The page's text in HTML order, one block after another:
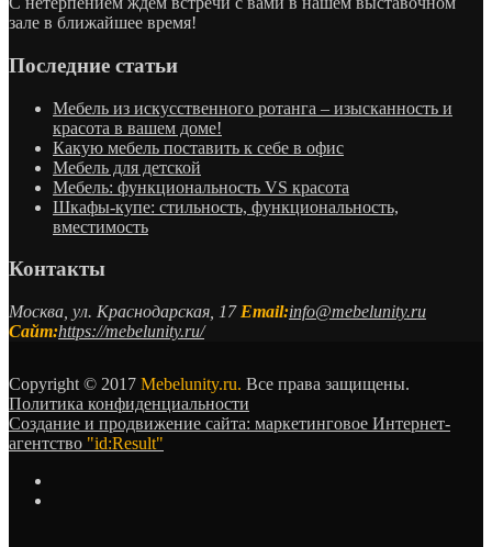
зале в ближайшее время!
Последние статьи
Мебель из искусственного ротанга – изысканность и
красота в вашем доме!
Какую мебель поставить к себе в офис
Мебель для детской
Мебель: функциональность VS красота
Шкафы-купе: стильность, функциональность,
вместимость
Контакты
Москва, ул. Краснодарская, 17 Email:info@mebelunity.ru
Сайт:https://mebelunity.ru/
Copyright © 2017 Mebelunity.ru. Все права защищены.
Политика конфиденциальности
Создание и продвижение сайта: маркетинговое Интернет-
агентство "id:Result"